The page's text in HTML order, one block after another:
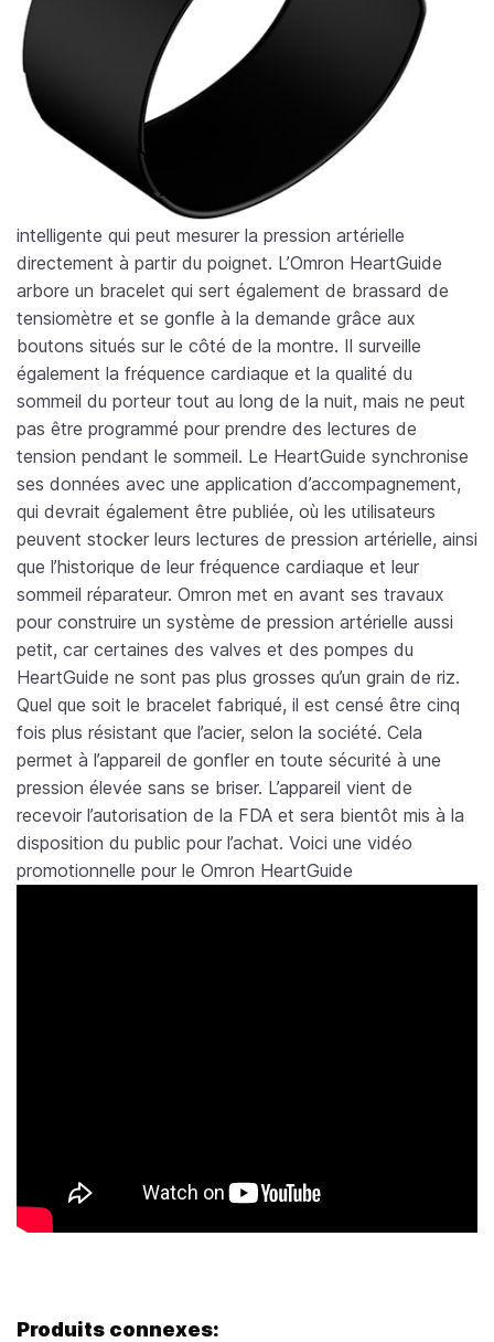
intelligente qui peut mesurer la pression artérielle
directement à partir du poignet. L’Omron HeartGuide
arbore un bracelet qui sert également de brassard de
tensiomètre et se gonfle à la demande grâce aux
boutons situés sur le côté de la montre. Il surveille
également la fréquence cardiaque et la qualité du
sommeil du porteur tout au long de la nuit, mais ne peut
pas être programmé pour prendre des lectures de
tension pendant le sommeil. Le HeartGuide synchronise
ses données avec une application d’accompagnement,
qui devrait également être publiée, où les utilisateurs
peuvent stocker leurs lectures de pression artérielle, ainsi
que l’historique de leur fréquence cardiaque et leur
sommeil réparateur. Omron met en avant ses travaux
pour construire un système de pression artérielle aussi
petit, car certaines des valves et des pompes du
HeartGuide ne sont pas plus grosses qu’un grain de riz.
Quel que soit le bracelet fabriqué, il est censé être cinq
fois plus résistant que l’acier, selon la société. Cela
permet à l’appareil de gonfler en toute sécurité à une
pression élevée sans se briser. L’appareil vient de
recevoir l’autorisation de la FDA et sera bientôt mis à la
disposition du public pour l’achat. Voici une vidéo
promotionnelle pour le Omron HeartGuide
Produits connexes: